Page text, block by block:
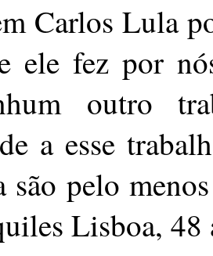
Carlos Lula
ele fez por
outro
a esse
são pelo
Lisboa, 48